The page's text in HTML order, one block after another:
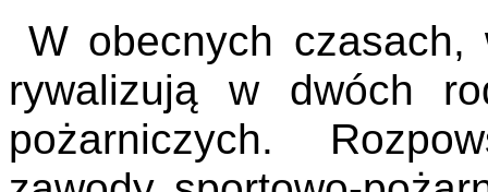
W obecnych
rywalizują w dwóch
pożarniczych.